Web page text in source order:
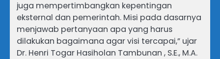
juga mempertimbangkan kepentingan
eksternal dan pemerintah. Misi pada dasarnya
menjawab pertanyaan apa yang harus
dilakukan bagaimana agar visi tercapai,” ujar
Dr. Henri Togar Hasiholan Tambunan , S.E., M.A.